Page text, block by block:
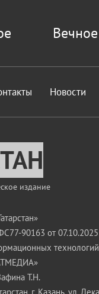
Вечное
Новости
издание
90163 от 07.10.2025
Т.Н.